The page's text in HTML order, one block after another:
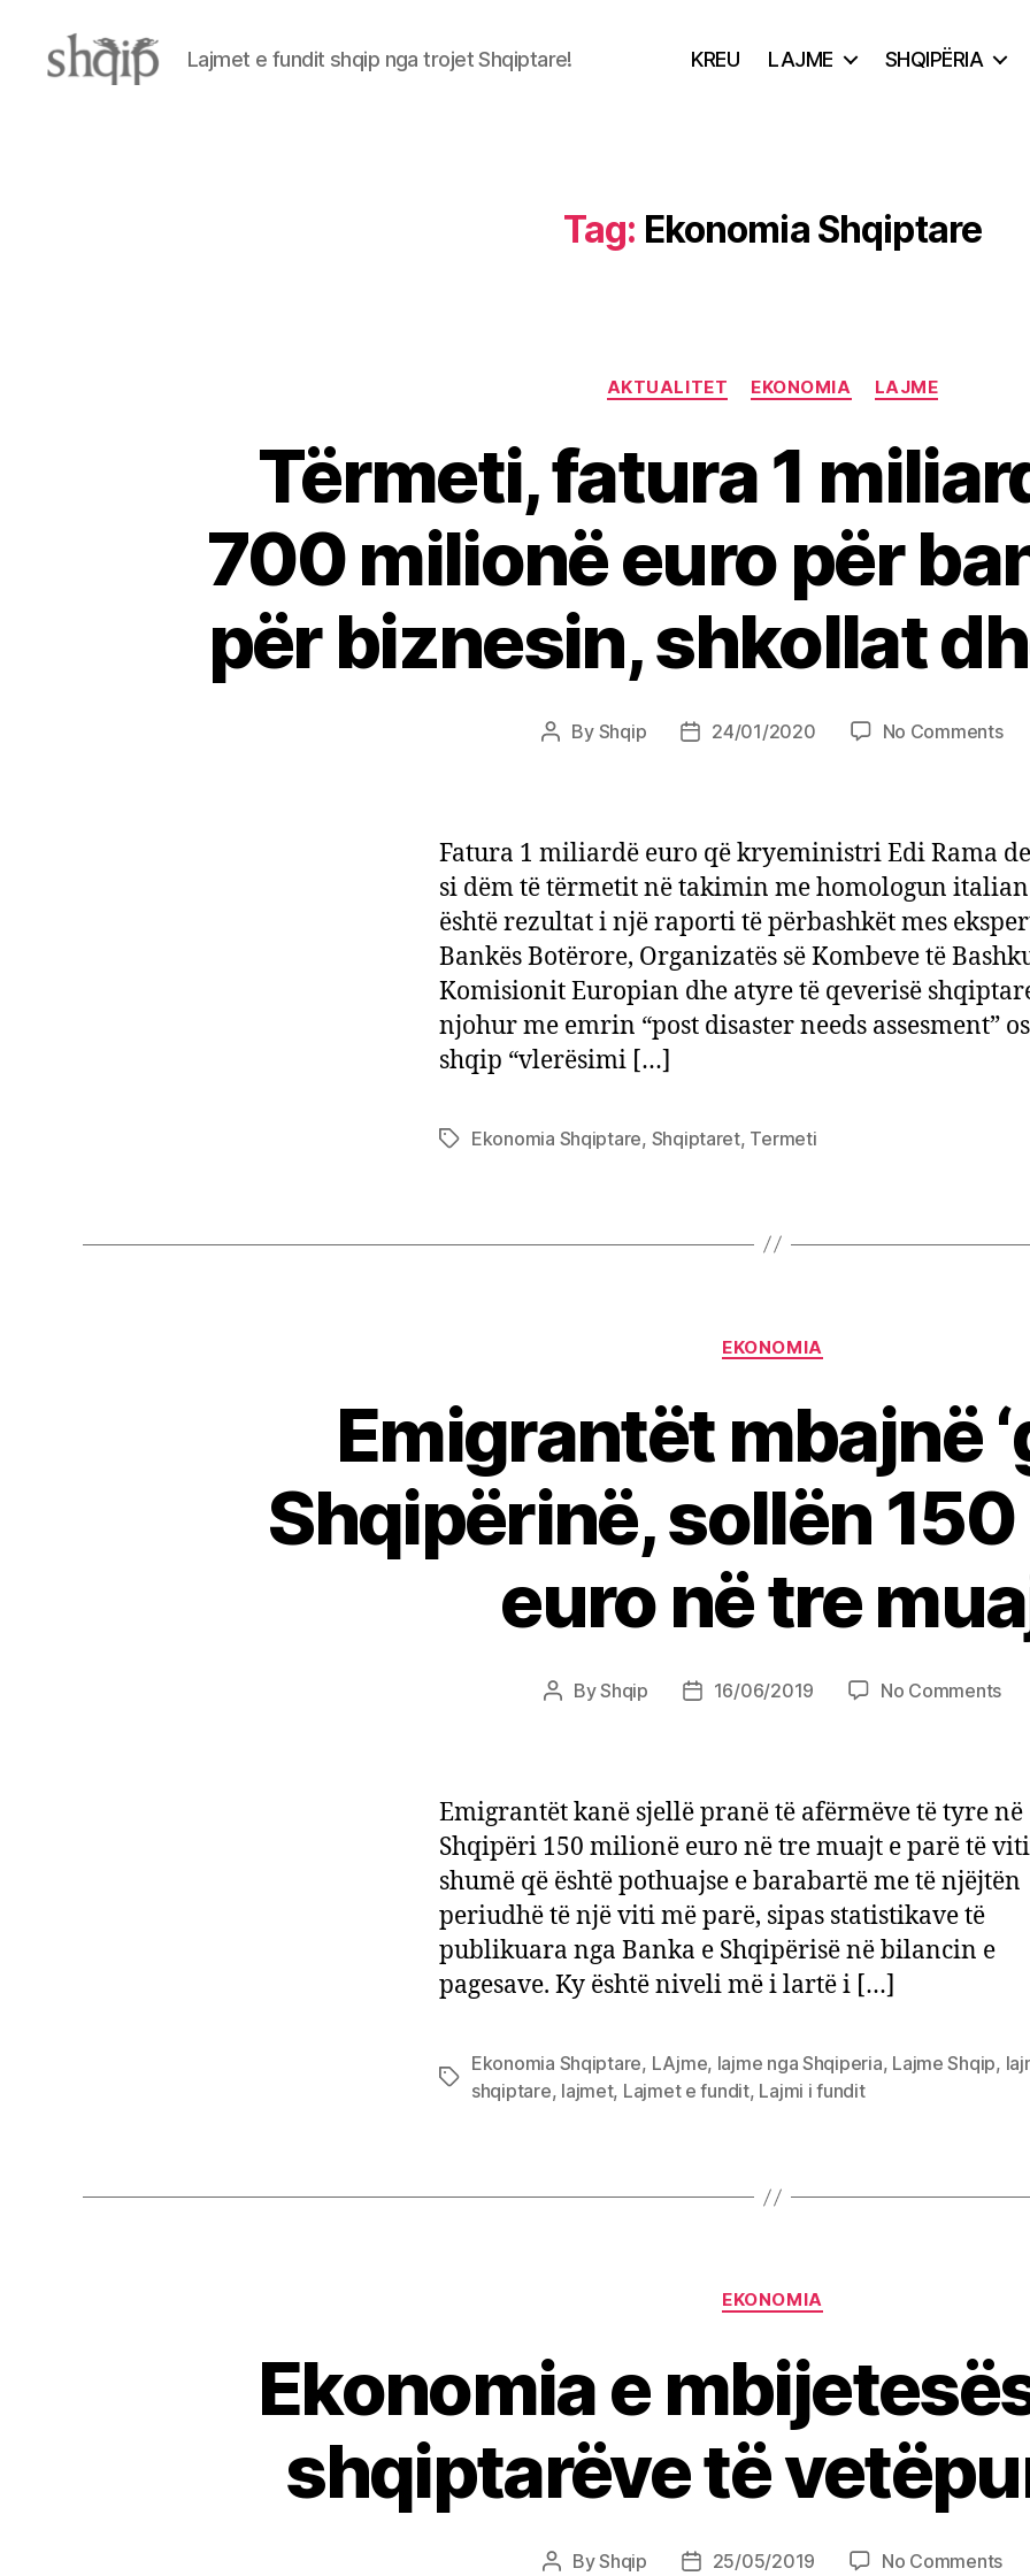
Lajmet e fundit shqip nga trojet Shqiptare! KREU LAJME SHQIPËRIA
Tag: Ekonomia Shqiptare
Categories
AKTUALITET EKONOMIA LAJME
Tërmeti, fatura 1
700 milionë euro për
për biznesin, shkollat
Post
By Shqip
Post24/01/2020 No Commentson
Fatura 1 miliardë euro që kryeministri Edi Rama
si dëm të tërmetit në takimin me homologun
është rezultat i një raporti të përbashkët mes
Bankës Botërore, Organizatës së Kombeve të
Komisionit Europian dhe atyre të qeverisë
njohur me emrin “post disaster needs assesment”
shqip “vlerësimi […]
TagsEkonomia Shqiptare, Shqiptaret, Termeti
Categories
EKONOMIA
Emigrantët mbajnë
Shqipërinë, sollën
euro në tre
PostByShqip
Post16/06/2019 No Commentson
Emigrantët kanë sjellë pranë të afërmëve të tyre në
Shqipëri 150 milionë euro në tre muajt e parë të
shumë që është pothuajse e barabartë me të njëjtën
periudhë të një viti më parë, sipas statistikave të
publikuara nga Banka e Shqipërisë në bilancin e
pagesave. Ky është niveli më i lartë i […]
Tags
Ekonomia Shqiptare, LAjme, lajme nga Shqiperia, Lajme Shqip,
shqiptare, lajmet, Lajmet e fundit, Lajmi i fundit
Categories
EKONOMIA
Ekonomia e
shqiptarëve të
PostByShqip
Post25/05/2019 No Commentson